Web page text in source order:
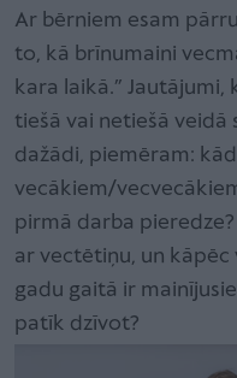
Ar bērniem esam
to, kā brīnumaini
kara laikā.”
tiešā vai netiešā veidā
dažādi, piemēram:
vecākiem/
pirmā darba
ar vectētiņu, un kāpēc
gadu gaitā ir
patīk dzīvot?